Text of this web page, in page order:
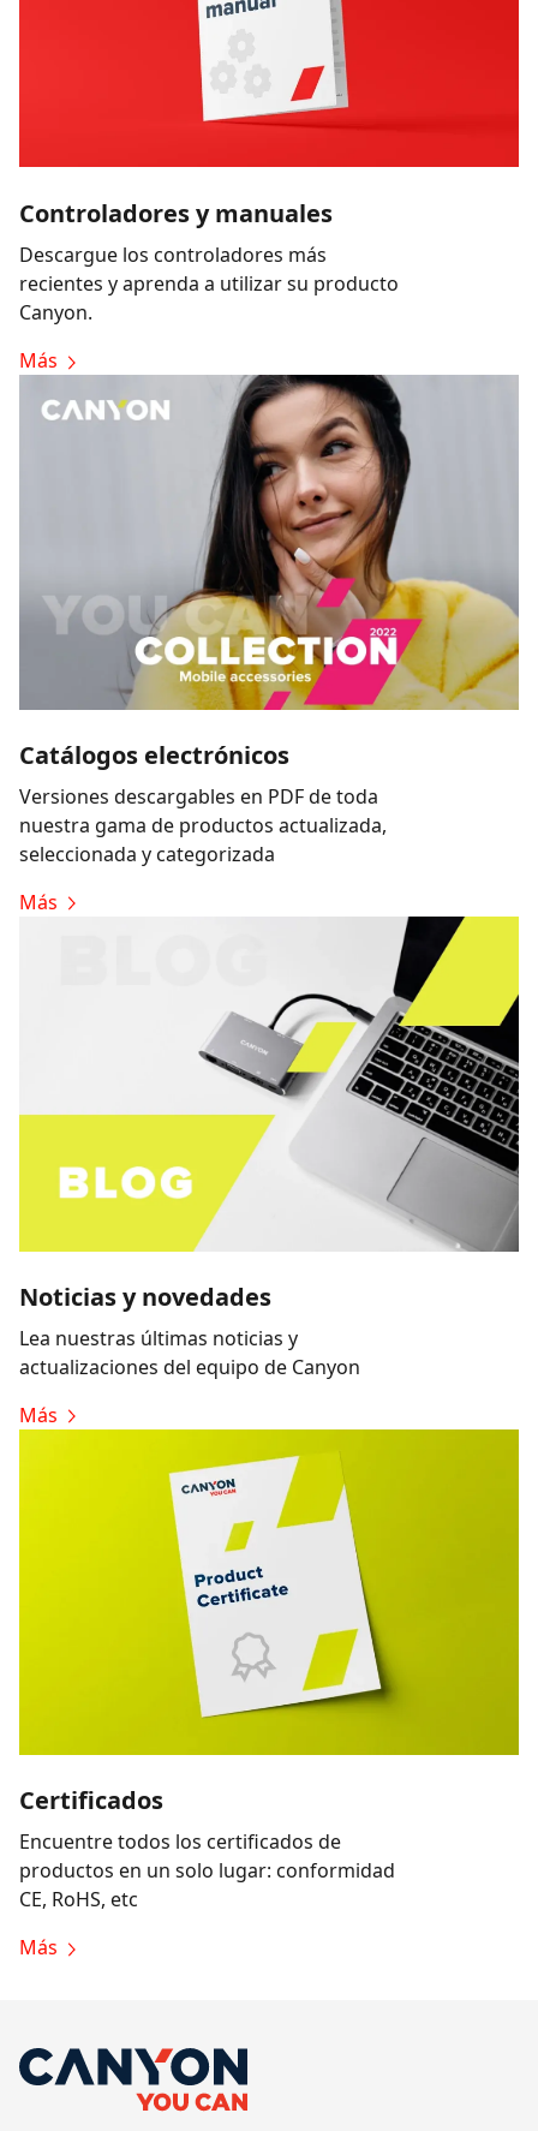
Controladores y manuales
Descargue los controladores más
recientes y aprenda a utilizar su producto
Canyon.
Más
Catálogos electrónicos
Versiones descargables en PDF de toda
nuestra gama de productos actualizada,
seleccionada y categorizada
Más
Noticias y novedades
Lea nuestras últimas noticias y
actualizaciones del equipo de Canyon
Más
Certificados
Encuentre todos los certificados de
productos en un solo lugar: conformidad
CE, RoHS, etc
Más